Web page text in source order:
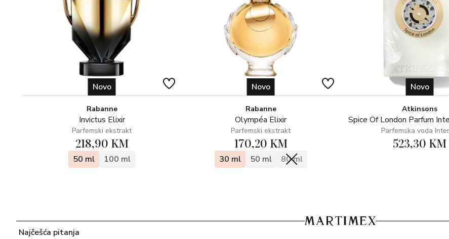
Novo
Rabanne
Invictus Elixir
Parfemski ekstrakt
218,90 KM
50 ml 100 ml
Novo
Rabanne
Olympéa Elixir
Parfemski ekstrakt
170,20 KM
30 ml 50 ml 80 ml
Novo
Atkinsons
Spice Of London Parfum
Parfemska voda
523,30 KM
Najčešća pitanja